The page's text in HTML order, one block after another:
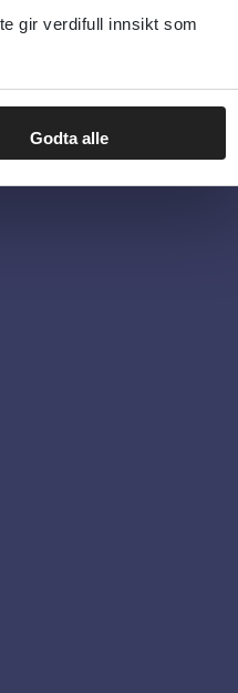
gir verdifull innsikt som
Godta alle